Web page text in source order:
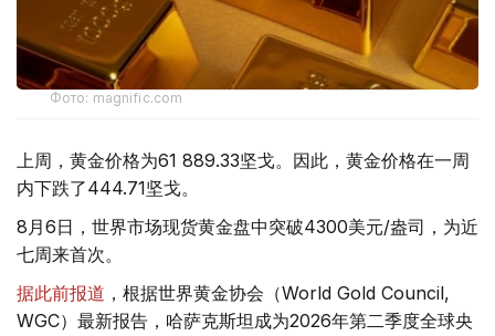
Фото: magnific.com
上周，黄金价格为61 889.33坚戈。因此，黄金价格在一周
内下跌了444.71坚戈。
8月6日，世界市场现货黄金盘中突破4300美元/盎司，为近
七周来首次。
据此前报道 ，根据世界黄金协会（World Gold Council,
WGC）最新报告，哈萨克斯坦成为2026年第二季度全球央